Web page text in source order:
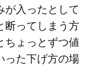
が入ったとして
断ってしまう方
ちょっとずつ値
った下げ方の場